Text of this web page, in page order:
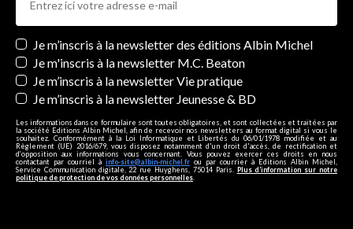
Newsletters
Je m’inscris à la newsletter des éditions Albin Michel
Je m'inscris à la newsletter M.C. Beaton
Je m’inscris à la newsletter Vie pratique
Je m’inscris à la newsletter Jeunesse & BD
Les informations dans ce formulaire sont toutes obligatoires, et sont collectées et traitées par
la société Editions Albin Michel, afin de recevoir nos newsletters au format digital si vous le
souhaitez. Conformément à la Loi Informatique et Libertés du 06/01/1978 modifiée et au
Règlement (UE) 2016/679, vous disposez notamment d'un droit d'accès, de rectification et
d’opposition aux informations vous concernant. Vous pouvez exercer ces droits en nous
contactant par courriel à info-site@albin-michel.fr ou par courrier à Editions Albin Michel,
Service Communication digitale, 22 rue Huyghens, 75014 Paris. Plus d’information sur notre
politique de protection de vos données personnelles